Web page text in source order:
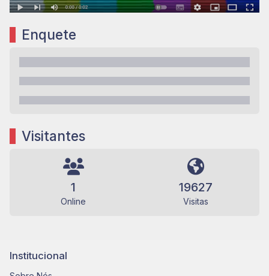
Enquete
Visitantes
1
Online
19627
Visitas
Institucional